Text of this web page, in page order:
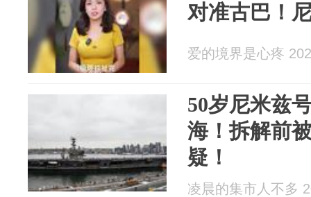
对准古巴！
爱的境界是心疼
50岁尼米兹
海！拆解前
疑！
凌晨的集市人不多